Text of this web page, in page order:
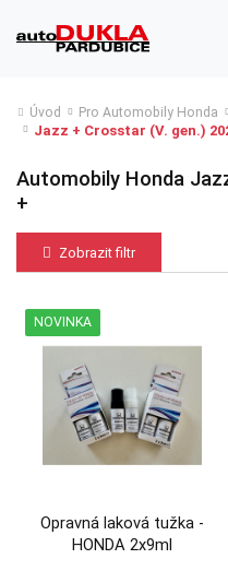
Úvod Pro Automobily Honda
Jazz + Crosstar (V. gen.)
Automobily Honda
+
Zobrazit filtr
NOVINKA
Opravná laková tužka -
HONDA 2x9ml